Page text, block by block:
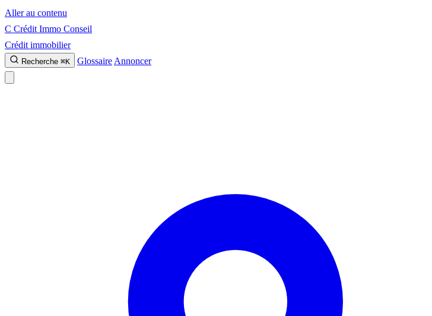
Aller au contenu
C Crédit Immo Conseil
Crédit immobilier
Recherche ⌘K Glossaire Annoncer